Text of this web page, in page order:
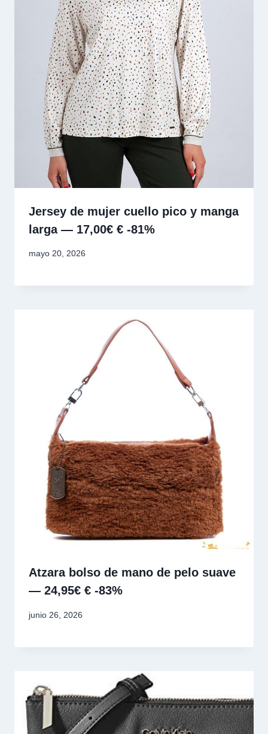
Jersey de mujer cuello pico y manga
larga — 17,00€ € -81%
mayo 20, 2026
Atzara bolso de mano de pelo suave
— 24,95€ € -83%
junio 26, 2026